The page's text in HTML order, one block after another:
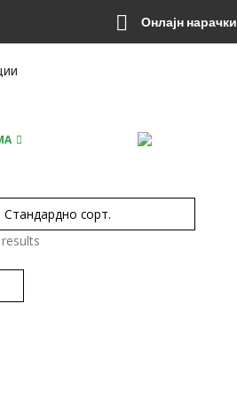
Онлајн нарачки